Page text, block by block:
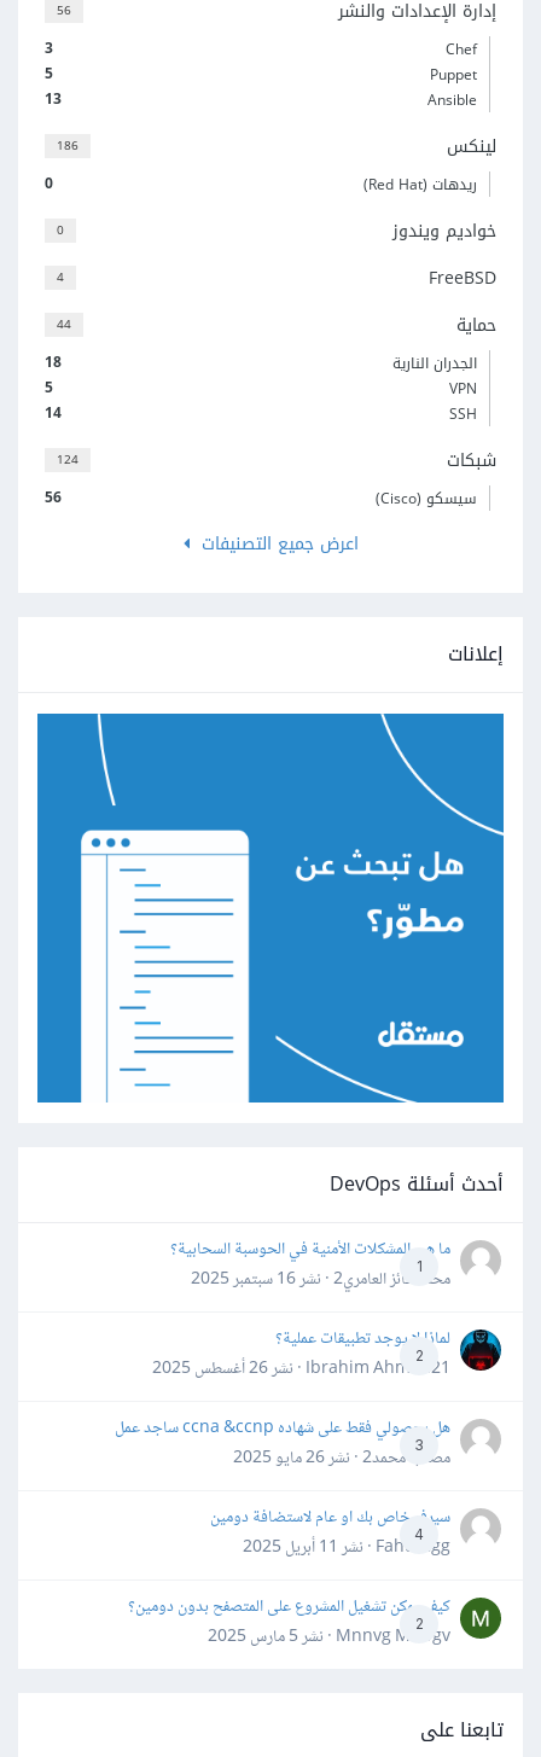
56 إدارة الإعدادات والنشر
3
Chef
5
Puppet
13
Ansible
186 لينكس
0 ريدهات (Red Hat)
0 خواديم ويندوز
4 FreeBSD
44 حماية
18
الجدران النارية
5
VPN
14
SSH
124 شبكات
56 سيسكو (Cisco)
اعرض جميع التصنيفات
إعلانات
أحدث أسئلة DevOps
1
ما هي المشكلات الأمنية في الحوسبة السحابية؟
محمد فائز العامري2 · نشر
16 سبتمبر 2025
2
لماذا لا يوجد تطبيقات عملية؟
Ibrahim Ahmed21 · نشر
26 أغسطس 2025
3
هل بحصولي فقط على شهاده ccna &ccnp ساجد عمل
مصعب محمد2 · نشر
26 مايو 2025
4
سيرفر خاص بك او عام لاستضافة دومين
Fahd Ggg · نشر
11 أبريل 2025
2
كيف يمكن تشغيل المشروع على المتصفح بدون دومين؟
Mnnvg Mnbgv · نشر
5 مارس 2025
تابعنا على